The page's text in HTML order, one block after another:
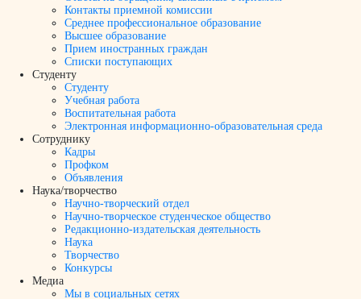
Контакты приемной комиссии
Среднее профессиональное образование
Высшее образование
Прием иностранных граждан
Списки поступающих
Студенту
Студенту
Учебная работа
Воспитательная работа
Электронная информационно-образовательная среда
Сотруднику
Кадры
Профком
Объявления
Наука/творчество
Научно-творческий отдел
Научно-творческое студенческое общество
Редакционно-издательская деятельность
Наука
Творчество
Конкурсы
Медиа
Мы в социальных сетях